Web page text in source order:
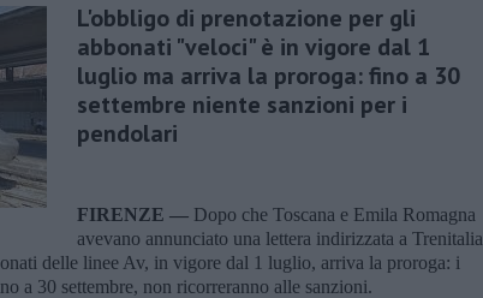
L'obbligo di prenotazione per gli
abbonati "veloci" è in vigore dal 1
luglio ma arriva la proroga: fino a 30
settembre niente sanzioni per i
pendolari
FIRENZE — Dopo che Toscana e Emila Romagna
avevano annunciato una lettera indirizzata a Trenitalia
delle linee Av, in vigore dal 1 luglio, arriva la proroga: i
a 30 settembre, non ricorreranno alle sanzioni.